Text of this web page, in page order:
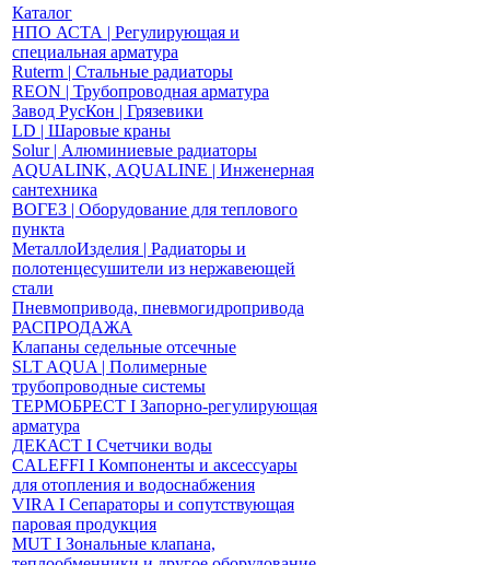
Каталог
НПО АСТА | Регулирующая и
специальная арматура
Ruterm | Стальные радиаторы
REON | Трубопроводная арматура
Завод РусКон | Грязевики
LD | Шаровые краны
Solur | Алюминиевые радиаторы
AQUALINK, AQUALINE | Инженерная
сантехника
ВОГЕЗ | Оборудование для теплового
пункта
МеталлоИзделия | Радиаторы и
полотенцесушители из нержавеющей
стали
Пневмопривода, пневмогидропривода
РАСПРОДАЖА
Клапаны седельные отсечные
SLT AQUA | Полимерные
трубопроводные системы
ТЕРМОБРЕСТ І Запорно-регулирующая
арматура
ДЕКАСТ І Счетчики воды
CALEFFI І Компоненты и аксессуары
для отопления и водоснабжения
VIRA І Сепараторы и сопутствующая
паровая продукция
MUT І Зональные клапана,